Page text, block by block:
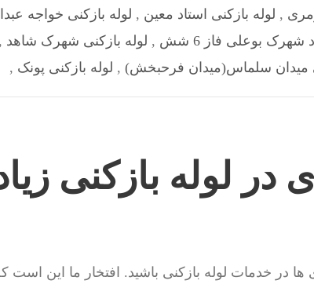
, لوله بازکنی استاد معین , لوله بازکنی خواجه
شهرک بوعلی فاز 6 شش , لوله بازکنی شهرک شاهد ,
میدان سلماس(میدان فرحبخش) , لوله بازکنی پونک ,
در لوله بازکنی
در خدمات لوله بازکنی باشید. افتخار ما این است